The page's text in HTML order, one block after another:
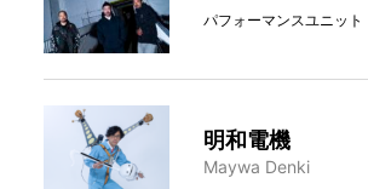
パフォーマンスユニット
明和電機
Maywa Denki